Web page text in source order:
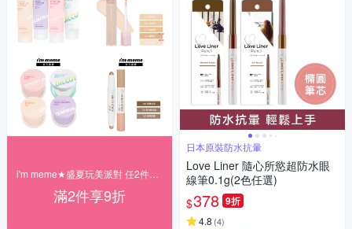
滿2件享9折
日本原裝防水抗暈
Love Liner 隨心所慾超防水眼
線筆0.1g(2色任選)
$378 9折
4.8 (4)